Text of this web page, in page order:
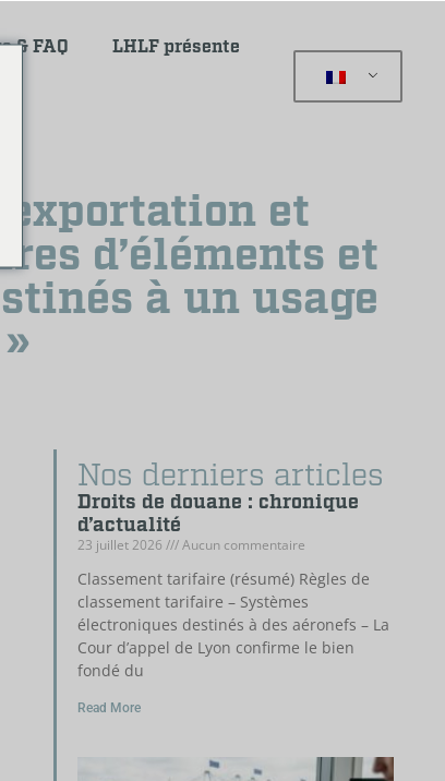
& FAQ LHLF présente
et
d’éléments et
à un usage
Nos derniers articles
Droits de douane : chronique
d’actualité
23 juillet 2026 Aucun commentaire
Classement tarifaire (résumé) Règles de
classement tarifaire – Systèmes
électroniques destinés à des aéronefs – La
Cour d’appel de Lyon confirme le bien
fondé du
Read More